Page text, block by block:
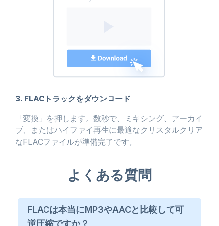
3. FLACトラックをダウンロード
「変換」を押します。数秒で、ミキシング、アーカイ
ブ、またはハイファイ再生に最適なクリスタルクリア
なFLACファイルが準備完了です。
よくある質問
FLACは本当にMP3やAACと比較して可
逆圧縮ですか？